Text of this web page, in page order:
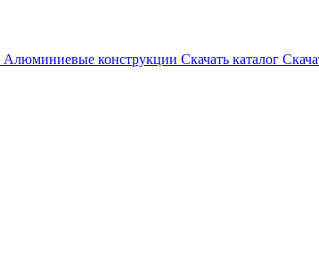
Алюминиевые конструкции Скачать каталог